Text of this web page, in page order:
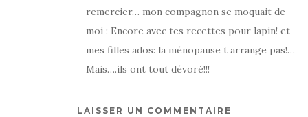
remercier… mon compagnon se moquait de
moi : Encore avec tes recettes pour lapin! et
mes filles ados: la ménopause t arrange pas!…
Mais….ils ont tout dévoré!!!
LAISSER UN COMMENTAIRE